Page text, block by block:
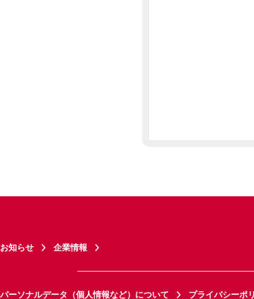
お知らせ 企業情報
パーソナルデータ（個人情報など）について プライバシーポ